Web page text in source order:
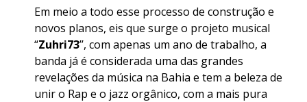
Em meio a todo esse processo de construção e
novos planos, eis que surge o projeto musical
“Zuhri73’’, com apenas um ano de trabalho, a
banda já é considerada uma das grandes
revelações da música na Bahia e tem a beleza de
unir o Rap e o jazz orgânico, com a mais pura